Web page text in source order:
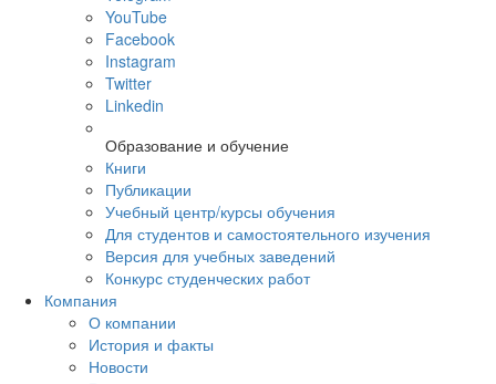
YouTube
Facebook
Instagram
Twitter
Linkedin
Образование и обучение
Книги
Публикации
Учебный центр/курсы обучения
Для студентов и самостоятельного изучения
Версия для учебных заведений
Конкурс студенческих работ
Компания
О компании
История и факты
Новости